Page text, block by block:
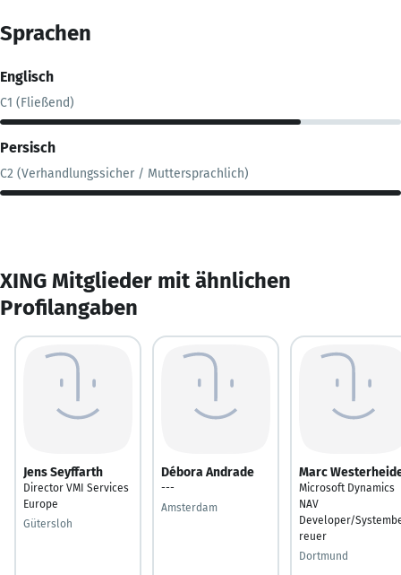
Sprachen
Englisch
C1 (Fließend)
Persisch
C2 (Verhandlungssicher / Muttersprachlich)
XING Mitglieder mit ähnlichen
Profilangaben
Jens Seyffarth
Director VMI Services
Europe
Gütersloh
Débora Andrade
---
Amsterdam
Marc
Microsoft Dynamics
NAV
Developer/
reuer
Dortmund